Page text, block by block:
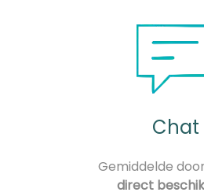
Chat
Gemiddelde
direct